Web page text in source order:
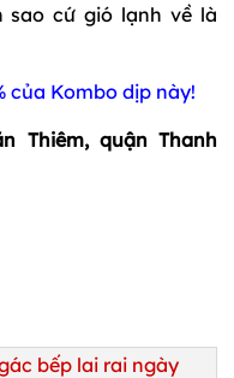
sao cứ gió lạnh về là
của Kombo dịp này!
Thiêm, quận Thanh
bếp lai rai ngày